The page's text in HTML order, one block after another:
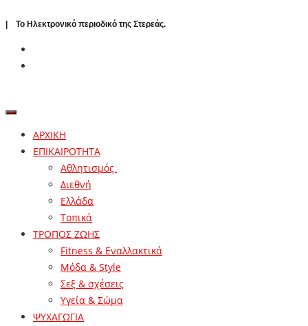
| To Ηλεκτρονικό περιοδικό της Στερεάς.
ΑΡΧΙΚΗ
ΕΠΙΚΑΙΡΟΤΗΤΑ
Αθλητισμός
Διεθνή
Ελλάδα
Τοπικά
ΤΡΟΠΟΣ ΖΩΗΣ
Fitness & Εναλλακτικά
Μόδα & Style
Σεξ & σχέσεις
Υγεία & Σώμα
ΨΥΧΑΓΩΓΙΑ